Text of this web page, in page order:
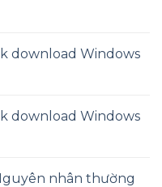
download Windows
download Windows
nhân thường